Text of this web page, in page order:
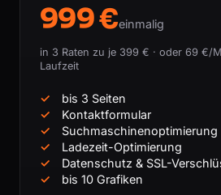
999 €einmalig
in 3 Raten zu je 399 € · oder 69 €/
Laufzeit
bis 3 Seiten
Kontaktformular
Suchmaschinenoptimierung
Ladezeit-Optimierung
Datenschutz & SSL-
bis 10 Grafiken